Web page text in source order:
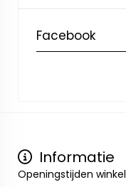
Facebook
Informatie
Openingstijden winkel